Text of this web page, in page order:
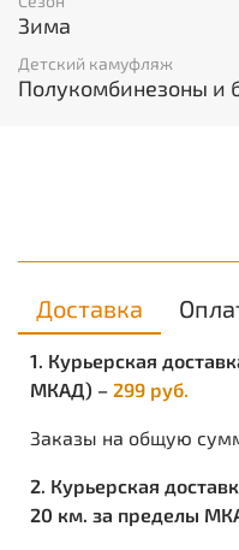
изготовления верхней
снаряжения и рабочей
Зима
Детский камуфляж
Полукомбинезоны и
Доставка
1. Курьерская
МКАД) – 299 руб.
Заказы на общую
2. Курьерская
20 км. за пределы